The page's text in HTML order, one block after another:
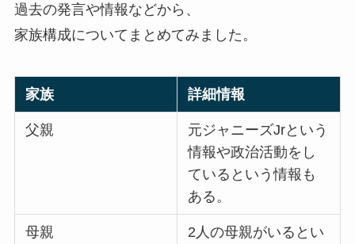
過去の発言や情報などから、
家族構成についてまとめてみました。
家族 詳細情報
父親
元ジャニーズJrという
情報や政治活動をし
ているという情報も
ある。
母親
2人の母親がいるとい